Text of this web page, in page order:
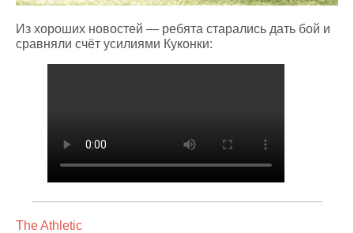
Из хороших новостей — ребята старались дать бой и
сравняли счёт усилиями Куконки:
The Athletic